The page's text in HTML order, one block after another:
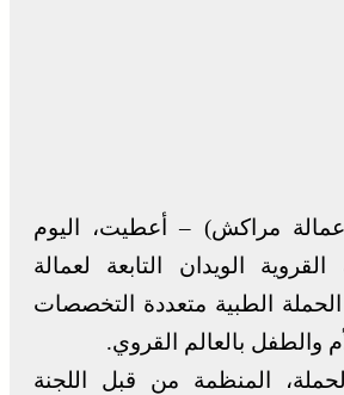
مراكش) – أعطيت، اليوم
الويدان التابعة لعمالة
الطبية متعددة التخصصات
والطفل بالعالم القروي.
المنظمة من قبل اللجنة